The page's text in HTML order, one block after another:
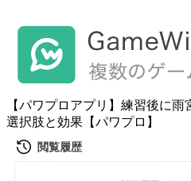
【パワプロアプリ】練習後に
選択肢と効果【パワプロ】